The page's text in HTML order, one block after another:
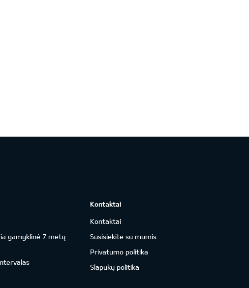
gamyklinė 7 metų
Kontaktai
Kontaktai
Susisiekite su mumis
Privatumo politika
Slapukų politika